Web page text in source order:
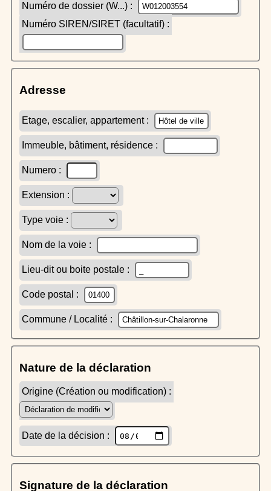
Numéro de dossier (W...) :
Numéro SIREN/SIRET (facultatif) :
Adresse
Etage, escalier, appartement :
Immeuble, bâtiment, résidence :
Numero :
Extension :
Type voie :
Nom de la voie :
Lieu-dit ou boite postale :
Code postal :
Commune / Localité :
Nature de la déclaration
Origine (Création ou modification) :
Date de la décision :
Signature de la déclaration